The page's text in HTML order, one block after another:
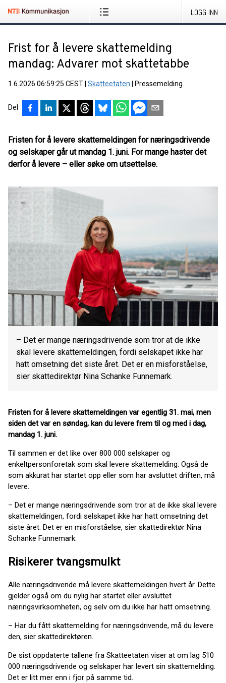
LOGG INN
Frist for å levere skattemelding
mandag: Advarer mot skattetabbe
1.6.2026 06:59:25 CEST Skatteetaten Pressemelding
Del
Fristen for å levere skattemeldingen for næringsdrivende
og selskaper går ut mandag 1. juni. For mange haster det
derfor å levere – eller søke om utsettelse.
– Det er mange næringsdrivende som tror at de ikke
skal levere skattemeldingen, fordi selskapet ikke har
hatt omsetning det siste året. Det er en misforståelse,
sier skattedirektør Nina Schanke Funnemark.
Fristen for å levere skattemeldingen var egentlig 31. mai, men
siden det var en søndag, kan du levere frem til og med i dag,
mandag 1. juni.
Til sammen er det like over 800 000 selskaper og
enkeltpersonforetak som skal levere skattemelding. Også de
som akkurat har startet opp eller som har avsluttet driften, må
levere.
– Det er mange næringsdrivende som tror at de ikke skal levere
skattemeldingen, fordi selskapet ikke har hatt omsetning det
siste året. Det er en misforståelse, sier skattedirektør Nina
Schanke Funnemark.
Risikerer tvangsmulkt
Alle næringsdrivende må levere skattemeldingen hvert år. Dette
gjelder også om du nylig har startet eller avsluttet
næringsvirksomheten, og selv om du ikke har hatt omsetning.
– Har du fått skattemelding for næringsdrivende, må du levere
den, sier skattedirektøren.
De sist oppdaterte tallene fra Skatteetaten viser at om lag 510
000 næringsdrivende og selskaper har levert sin skattemelding.
Det er litt mer enn i fjor på samme tid.